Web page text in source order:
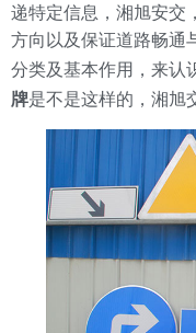
递特定信息，湘旭安交，
方向以及保证道路畅通
分类及基本作用，来认
牌是不是这样的，湘旭